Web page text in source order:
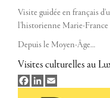
Visite guidée en français
l'historienne Marie-France
Depuis le Moyen-Âge…
Visites culturelles au
FacebookLinkedIn